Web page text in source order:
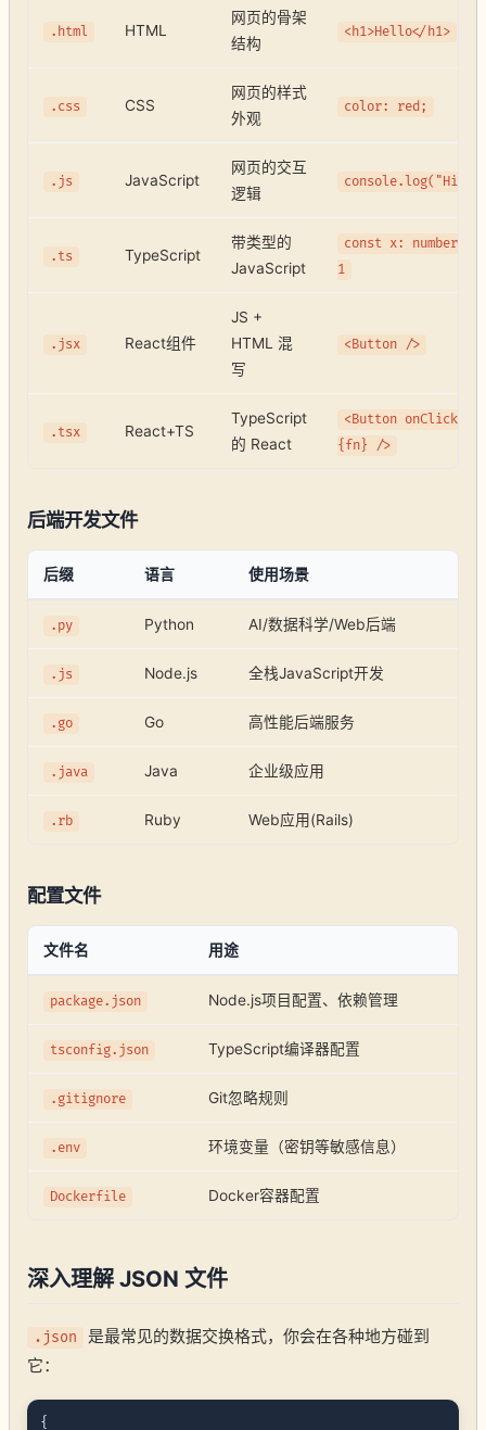
.html HTML
网页的骨架
结构
<h1>Hello</h1>
.css CSS
网页的样式
外观
color: red;
.js JavaScript
网页的交互
逻辑
console.log("Hi")
.ts TypeScript
带类型的
JavaScript
const x: number =
1
.jsx React组件
JS +
HTML 混
写
<Button />
.tsx React+TS
TypeScript
的 React
<Button onClick=
{fn} />
后端开发文件
后缀 语言 使用场景
.py Python AI/数据科学/Web后端
.js Node.js 全栈JavaScript开发
.go Go 高性能后端服务
.java Java 企业级应用
.rb Ruby Web应用(Rails)
配置文件
文件名 用途
package.json Node.js项目配置、依赖管理
tsconfig.json TypeScript编译器配置
.gitignore Git忽略规则
.env 环境变量（密钥等敏感信息）
Dockerfile Docker容器配置
深入理解 JSON 文件
.json
是最常见的数据交换格式，你会在各种地方碰到
它：
{